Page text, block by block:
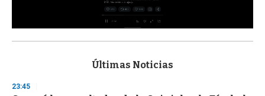
s
d
Últimas Noticias
23:45